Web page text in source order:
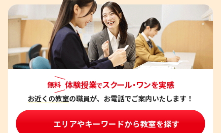
無料 体験授業でスクール・ワンを実感
お近くの教室の職員が、お電話でご案内いたします！
エリアやキーワードから教室を探す